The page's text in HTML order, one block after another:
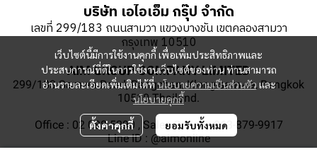
เว็บไซต์นี้มีการใช้งานคุกกี้ เพื่อเพิ่มประสิทธิภาพและ
ประสบการณ์ที่ดีในการใช้งานเว็บไซต์ของท่าน ท่านสามารถ
อ่านรายละเอียดเพิ่มเติมได้ที่นโยบายความเป็นส่วนตัวและ
นโยบายคุกกี้
ตั้งค่าคุกกี้ ยอมรับทั้งหมด
บริษัท เอไอเอ็ม กรุ๊ป จำกัด
เลขที่ 299/183 ถนนสามวา แขวงบางชัน เขตคลองสามวา
กรุงเทพ 10510
AIM GROUP COMPANY LIMITED
299/183 Samwa Road, Bangchan, Klong-samwa, Bangkok
10510 Thailand.
Office : 02 088 5290 , Sales Online : 063-879-9917
Line ID : @aimonline